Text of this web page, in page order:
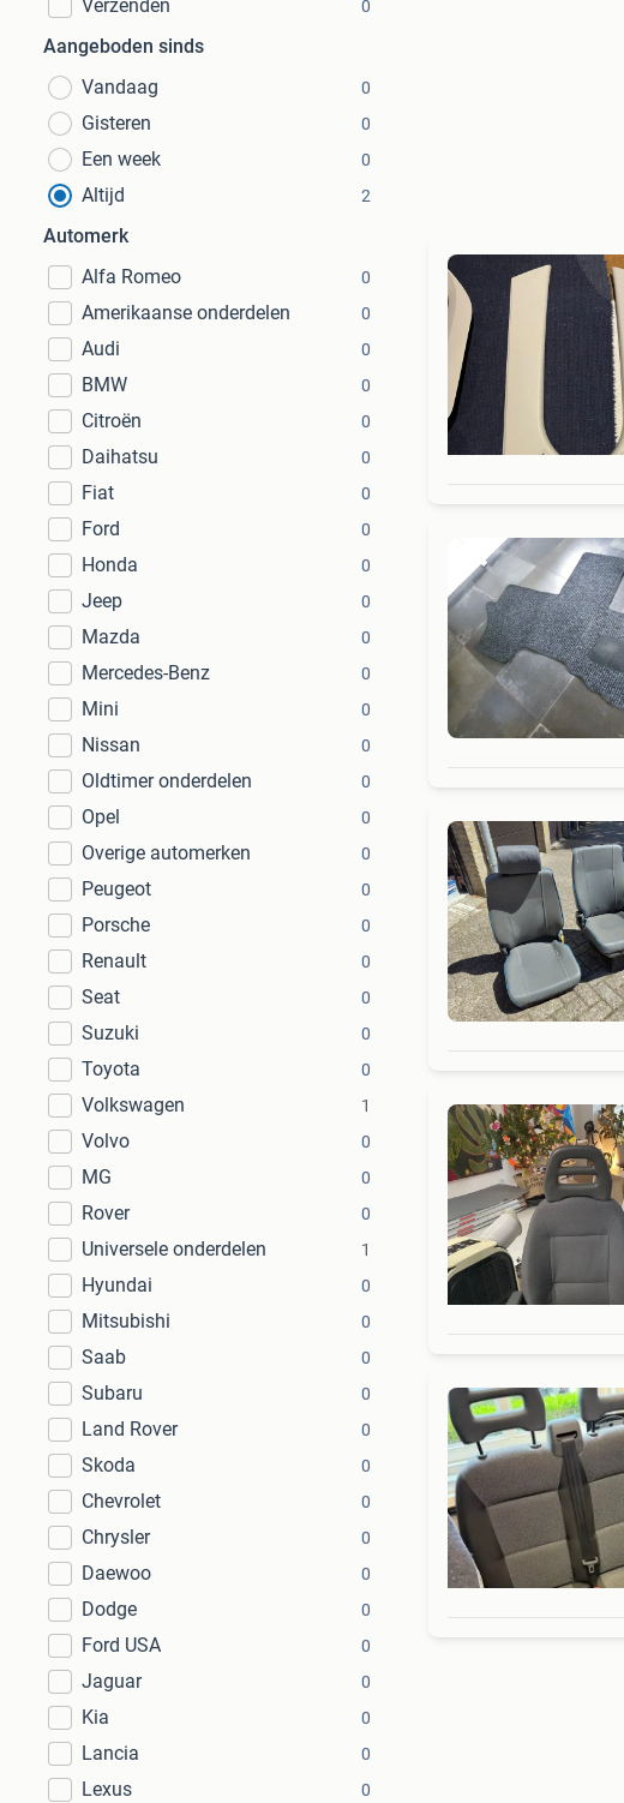
Verzenden 0
Aangeboden sinds
Vandaag
0
Gisteren 0
Een week 0
Altijd 2
Automerk
Alfa Romeo
0
Amerikaanse onderdelen 0
Audi 0
BMW 0
Citroën 0
Daihatsu 0
Fiat 0
Ford 0
Honda 0
Jeep 0
Mazda 0
Mercedes-Benz 0
Mini 0
Nissan 0
Oldtimer onderdelen 0
Opel 0
Overige automerken 0
Peugeot 0
Porsche 0
Renault 0
Seat 0
Suzuki 0
Toyota 0
Volkswagen 1
Volvo 0
MG 0
Rover 0
Universele onderdelen 1
Hyundai 0
Mitsubishi 0
Saab 0
Subaru 0
Land Rover 0
Skoda 0
Chevrolet 0
Chrysler 0
Daewoo 0
Dodge 0
Ford USA 0
Jaguar 0
Kia 0
Lancia 0
Lexus 0